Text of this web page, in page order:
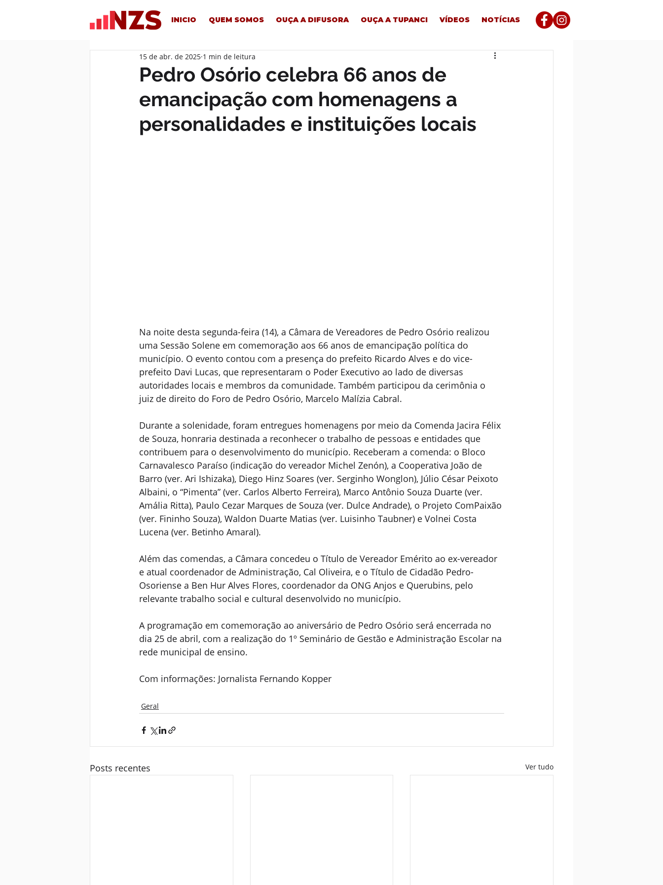
INICIO QUEM SOMOS OUÇA A DIFUSORA OUÇA A TUPANCI VÍDEOS NOTÍCIAS
Pedro Osório celebra 66 anos de
emancipação com homenagens a
personalidades e instituições locais
15 de abr. de 2025 1 min de leitura
Na noite desta segunda-feira (14), a Câmara de Vereadores de Pedro Osório realizou
uma Sessão Solene em comemoração aos 66 anos de emancipação política do
município. O evento contou com a presença do prefeito Ricardo Alves e do vice-
prefeito Davi Lucas, que representaram o Poder Executivo ao lado de diversas
autoridades locais e membros da comunidade. Também participou da cerimônia o
juiz de direito do Foro de Pedro Osório, Marcelo Malízia Cabral.
Durante a solenidade, foram entregues homenagens por meio da Comenda Jacira Félix
de Souza, honraria destinada a reconhecer o trabalho de pessoas e entidades que
contribuem para o desenvolvimento do município. Receberam a comenda: o Bloco
Carnavalesco Paraíso (indicação do vereador Michel Zenón), a Cooperativa João de
Barro (ver. Ari Ishizaka), Diego Hinz Soares (ver. Serginho Wonglon), Júlio César Peixoto
Albaini, o “Pimenta” (ver. Carlos Alberto Ferreira), Marco Antônio Souza Duarte (ver.
Amália Ritta), Paulo Cezar Marques de Souza (ver. Dulce Andrade), o Projeto ComPaixão
(ver. Fininho Souza), Waldon Duarte Matias (ver. Luisinho Taubner) e Volnei Costa
Lucena (ver. Betinho Amaral).
Além das comendas, a Câmara concedeu o Título de Vereador Emérito ao ex-vereador
e atual coordenador de Administração, Cal Oliveira, e o Título de Cidadão Pedro-
Osoriense a Ben Hur Alves Flores, coordenador da ONG Anjos e Querubins, pelo
relevante trabalho social e cultural desenvolvido no município.
A programação em comemoração ao aniversário de Pedro Osório será encerrada no
dia 25 de abril, com a realização do 1º Seminário de Gestão e Administração Escolar na
rede municipal de ensino.
Com informações: Jornalista Fernando Kopper
Geral
Posts recentes Ver tudo